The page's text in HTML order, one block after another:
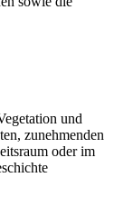
und
zunehmenden
oder im